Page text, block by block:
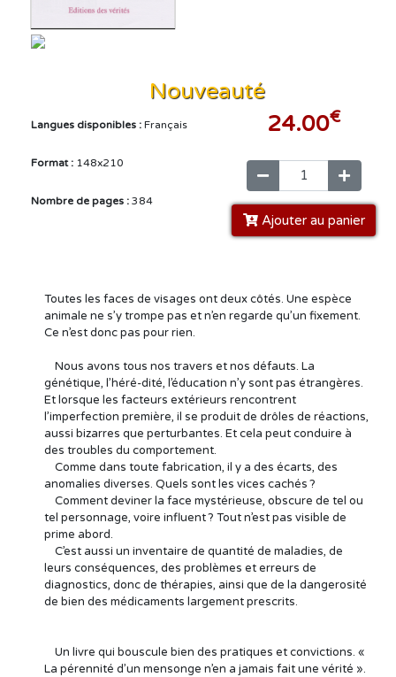
Nouveauté
Langues disponibles : Français
Format : 148x210
Nombre de pages : 384
24.00€
Ajouter au panier
Toutes les faces de visages ont deux côtés. Une espèce
animale ne s’y trompe pas et n’en regarde qu’un fixement.
Ce n’est donc pas pour rien.
Nous avons tous nos travers et nos défauts. La
génétique, l’héré-dité, l’éducation n’y sont pas étrangères.
Et lorsque les facteurs extérieurs rencontrent
l’imperfection première, il se produit de drôles de réactions,
aussi bizarres que perturbantes. Et cela peut conduire à
des troubles du comportement.
Comme dans toute fabrication, il y a des écarts, des
anomalies diverses. Quels sont les vices cachés ?
Comment deviner la face mystérieuse, obscure de tel ou
tel personnage, voire influent ? Tout n’est pas visible de
prime abord.
C’est aussi un inventaire de quantité de maladies, de
leurs conséquences, des problèmes et erreurs de
diagnostics, donc de thérapies, ainsi que de la dangerosité
de bien des médicaments largement prescrits.
Un livre qui bouscule bien des pratiques et convictions. «
La pérennité d’un mensonge n’en a jamais fait une vérité ».